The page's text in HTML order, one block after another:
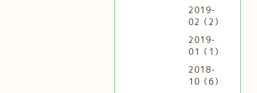
2019-
02（2）
2019-
01（1）
2018-
10（6）